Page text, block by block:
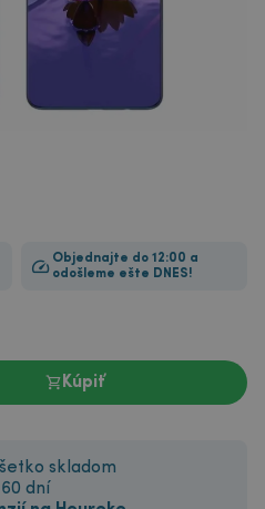
Objednajte do 12:00 a
odošleme ešte DNES!
Kúpiť
skladom
dní